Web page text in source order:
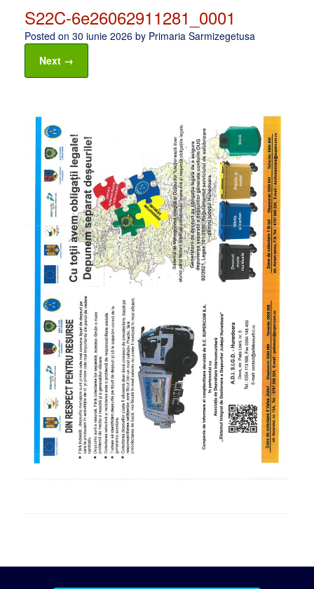
S22C-6e26062911281_0001
Posted on 30 iunie 2026 by Primaria Sarmizegetusa
Next →